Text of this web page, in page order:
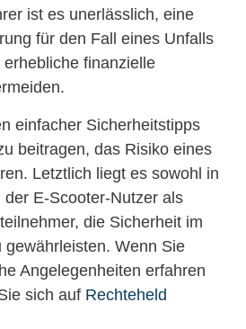
ist es unerlässlich, eine
für den Fall eines Unfalls
finanzielle
einfacher Sicherheitstipps
beitragen, das Risiko eines
Letztlich liegt es sowohl in
E-Scooter-Nutzer als
die Sicherheit im
gewährleisten. Wenn Sie
Angelegenheiten erfahren
sich auf Rechteheld